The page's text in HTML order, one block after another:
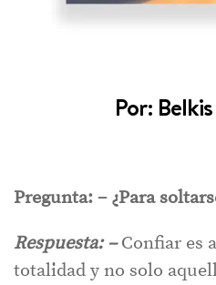
Por:
Pregunta: – ¿Para
Respuesta: –Confiar es
totalidad y no solo